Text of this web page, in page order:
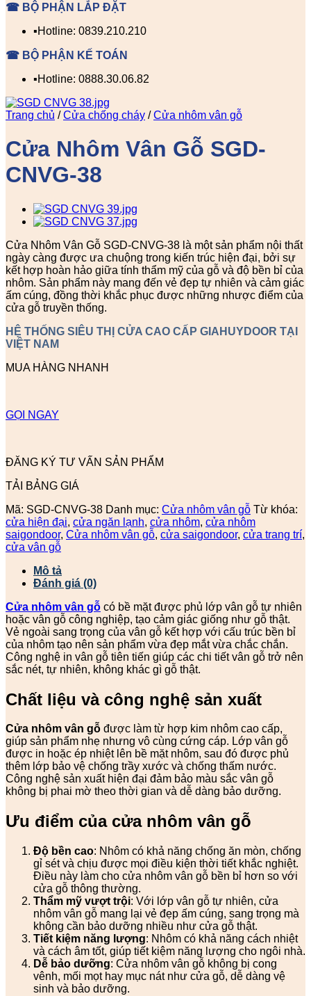
☎ BỘ PHẬN LẮP ĐẶT
▪️Hotline: 0839.210.210
☎ BỘ PHẬN KẾ TOÁN
▪️Hotline: 0888.30.06.82
Trang chủ / Cửa chống cháy / Cửa nhôm vân gỗ
Cửa Nhôm Vân Gỗ SGD-
CNVG-38
Cửa Nhôm Vân Gỗ SGD-CNVG-38 là một sản phẩm nội thất
ngày càng được ưa chuộng trong kiến trúc hiện đại, bởi sự
kết hợp hoàn hảo giữa tính thẩm mỹ của gỗ và độ bền bỉ của
nhôm. Sản phẩm này mang đến vẻ đẹp tự nhiên và cảm giác
ấm cúng, đồng thời khắc phục được những nhược điểm của
cửa gỗ truyền thống.
HỆ THỐNG SIÊU THỊ CỬA CAO CẤP GIAHUYDOOR TẠI
VIỆT NAM
MUA HÀNG NHANH
GỌI NGAY
ĐĂNG KÝ TƯ VẤN SẢN PHẨM
TẢI BẢNG GIÁ
Mã: SGD-CNVG-38 Danh mục: Cửa nhôm vân gỗ Từ khóa:
cửa hiện đại, cửa ngăn lạnh, cửa nhôm, cửa nhôm
saigondoor, Cửa nhôm vân gỗ, cửa saigondoor, cửa trang trí,
cửa vân gỗ
Mô tả
Đánh giá (0)
Cửa nhôm vân gỗ có bề mặt được phủ lớp vân gỗ tự nhiên
hoặc vân gỗ công nghiệp, tạo cảm giác giống như gỗ thật.
Vẻ ngoài sang trọng của vân gỗ kết hợp với cấu trúc bền bỉ
của nhôm tạo nên sản phẩm vừa đẹp mắt vừa chắc chắn.
Công nghệ in vân gỗ tiên tiến giúp các chi tiết vân gỗ trở nên
sắc nét, tự nhiên, không khác gì gỗ thật.
Chất liệu và công nghệ sản xuất
Cửa nhôm vân gỗ được làm từ hợp kim nhôm cao cấp,
giúp sản phẩm nhẹ nhưng vô cùng cứng cáp. Lớp vân gỗ
được in hoặc ép nhiệt lên bề mặt nhôm, sau đó được phủ
thêm lớp bảo vệ chống trầy xước và chống thấm nước.
Công nghệ sản xuất hiện đại đảm bảo màu sắc vân gỗ
không bị phai mờ theo thời gian và dễ dàng bảo dưỡng.
Ưu điểm của cửa nhôm vân gỗ
Độ bền cao: Nhôm có khả năng chống ăn mòn, chống
gỉ sét và chịu được mọi điều kiện thời tiết khắc nghiệt.
Điều này làm cho cửa nhôm vân gỗ bền bỉ hơn so với
cửa gỗ thông thường.
Thẩm mỹ vượt trội: Với lớp vân gỗ tự nhiên, cửa
nhôm vân gỗ mang lại vẻ đẹp ấm cúng, sang trọng mà
không cần bảo dưỡng nhiều như cửa gỗ thật.
Tiết kiệm năng lượng: Nhôm có khả năng cách nhiệt
và cách âm tốt, giúp tiết kiệm năng lượng cho ngôi nhà.
Dễ bảo dưỡng: Cửa nhôm vân gỗ không bị cong
vênh, mối mọt hay mục nát như cửa gỗ, dễ dàng vệ
sinh và bảo dưỡng.